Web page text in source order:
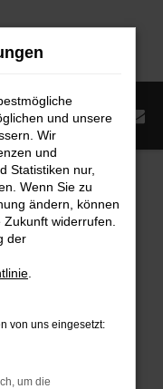
helfen können:
deine
und unsere
Wir
und
Statistiken nur,
Wenn Sie zu
ändern, können
widerrufen.
der
von uns eingesetzt:
um die